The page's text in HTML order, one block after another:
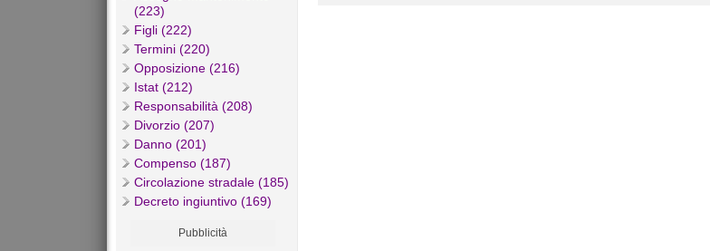
(223)
Figli (222)
Termini (220)
Opposizione (216)
Istat (212)
Responsabilità (208)
Divorzio (207)
Danno (201)
Compenso (187)
Circolazione stradale (185)
Decreto ingiuntivo (169)
Pubblicità